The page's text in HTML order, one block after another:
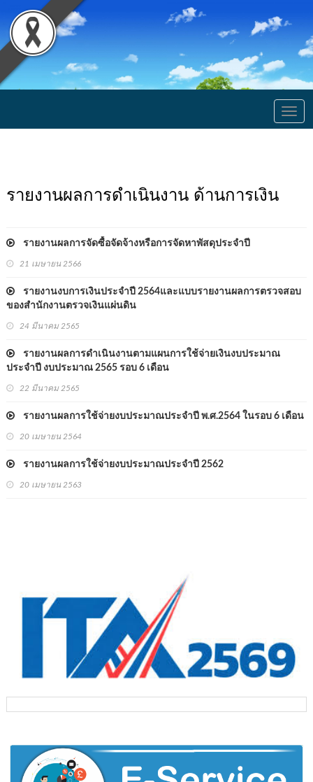
รายงานผลการดำเนินงาน ด้านการเงิน
รายงานผลการจัดซื้อจัดจ้างหรือการจัดหาพัสดุประจำปี
21 เมษายน 2566
รายงานงบการเงินประจำปี 2564และแบบรายงานผลการตรวจสอบ
ของสำนักงานตรวจเงินแผ่นดิน
24 มีนาคม 2565
รายงานผลการดำเนินงานตามแผนการใช้จ่ายเงินงบประมาณ
ประจำปี งบประมาณ 2565 รอบ 6 เดือน
22 มีนาคม 2565
รายงานผลการใช้จ่ายงบประมาณประจำปี พ.ศ.2564 ในรอบ 6 เดือน
20 เมษายน 2564
รายงานผลการใช้จ่ายงบประมาณประจำปี 2562
20 เมษายน 2563